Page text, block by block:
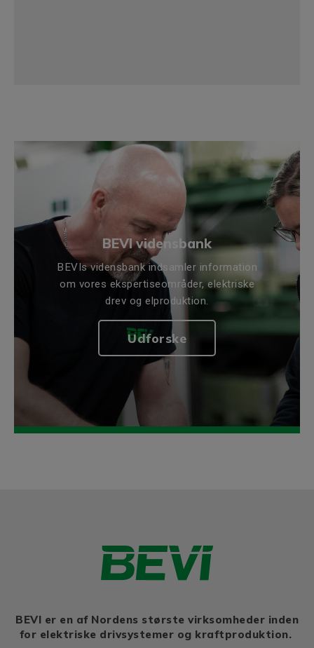
BEVI vidensbank
BEVIs vidensbank indsamler information
om vores ekspertiseområder, elektriske
drev og elproduktion.
Udforske
BEVI er en af Nordens største virksomheder inden
for elektriske drivsystemer og kraftproduktion.